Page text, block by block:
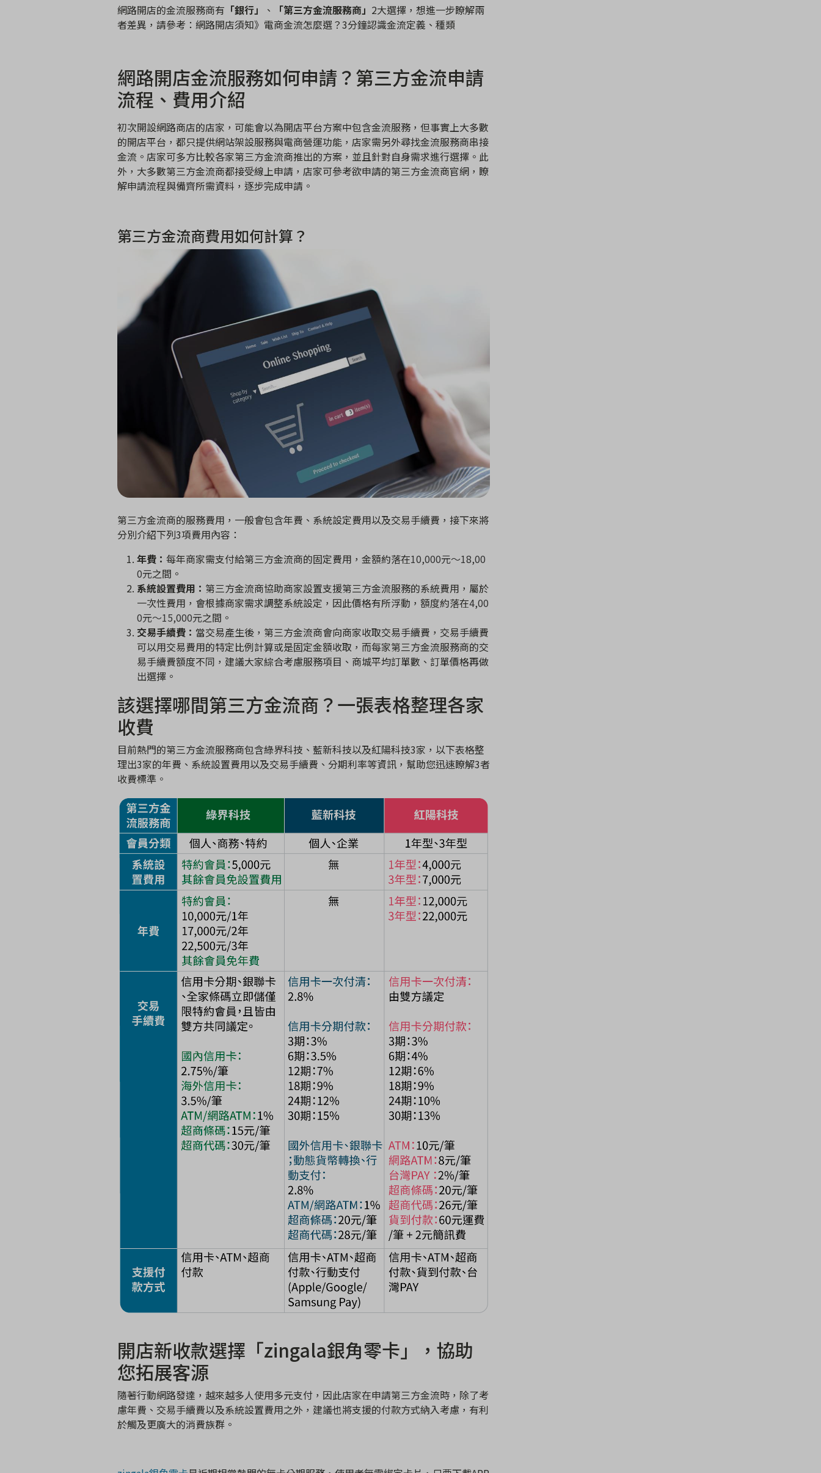
網路開店的金流服務商有 「銀行」 、 「第三方金流服務商」 2大選擇，想進一步瞭解兩
者差異，請參考： 網路開店須知》電商金流怎麼選？3分鐘認識金流定義、種類
網路開店金流服務如何申請？第三方金流申請
流程、費用介紹
初次開設網路商店的店家，可能會以為開店平台方案中包含金流服務，但事實上大多數
的開店平台，都只提供網站架設服務與電商營運功能，店家需另外尋找金流服務商串接
金流。店家可多方比較各家第三方金流商推出的方案，並且針對自身需求進行選擇。此
外，大多數第三方金流商都接受線上申請，店家可參考欲申請的第三方金流商官網，瞭
解申請流程與備齊所需資料，逐步完成申請。
第三方金流商費用如何計算？
第三方金流商的服務費用，一般會包含年費、系統設定費用以及交易手續費，接下來將
分別介紹下列3項費用內容：
年費： 每年商家需支付給第三方金流商的固定費用，金額約落在10,000元～18,00
0元之間。
系統設置費用： 第三方金流商協助商家設置支援第三方金流服務的系統費用，屬於
一次性費用，會根據商家需求調整系統設定，因此價格有所浮動，額度約落在4,00
0元～15,000元之間。
交易手續費： 當交易產生後，第三方金流商會向商家收取交易手續費，交易手續費
可以用交易費用的特定比例計算或是固定金額收取，而每家第三方金流服務商的交
易手續費額度不同，建議大家綜合考慮服務項目、商城平均訂單數、訂單價格再做
出選擇。
該選擇哪間第三方金流商？一張表格整理各家
收費
目前熱門的第三方金流服務商包含綠界科技、藍新科技以及紅陽科技3家，以下表格整
理出3家的年費、系統設置費用以及交易手續費、分期利率等資訊，幫助您迅速瞭解3者
收費標準 。
開店新收款選擇「zingala銀角零卡」，協助
您拓展客源
隨著行動網路發達，越來越多人使用多元支付，因此店家在申請第三方金流時，除了考
慮年費、交易手續費以及系統設置費用之外，建議也將支援的付款方式納入考慮，有利
於觸及更廣大的消費族群。